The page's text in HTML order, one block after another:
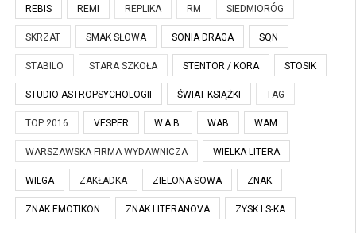
REBIS REMI REPLIKA RM SIEDMIORÓG
SKRZAT SMAK SŁOWA SONIA DRAGA SQN
STABILO STARA SZKOŁA STENTOR / KORA STOSIK
STUDIO ASTROPSYCHOLOGII ŚWIAT KSIĄŻKI TAG
TOP 2016 VESPER W.A.B. WAB WAM
WARSZAWSKA FIRMA WYDAWNICZA WIELKA LITERA
WILGA ZAKŁADKA ZIELONA SOWA ZNAK
ZNAK EMOTIKON ZNAK LITERANOVA ZYSK I S-KA